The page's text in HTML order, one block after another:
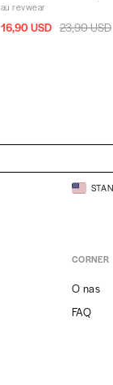
au revwear
16,90 USD 23,90 USD
CORNER
O nas
FAQ